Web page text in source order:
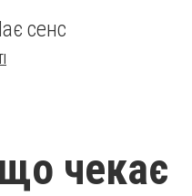
сенс
що чекає